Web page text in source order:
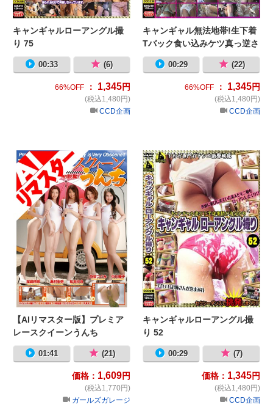
キャンギャルローアングル撮
り 75
00:33 (6)
66%OFF ： 1,345円
(税込1,480円)
CCD企画
キャンギャル無法地帯!生下着
Tバック食い込みケツ真っ逆さ
ま撮り接写なんでもOK01
00:29 (22)
66%OFF： 1,345円
(税込1,480円)
CCD企画
【AIリマスター版】プレミアレース
【AIリマスター版】プレミア
レースクイーンうんち
01:41 (21)
価格： 1,609円
(税込1,770円)
ガールズガレージ
キ
キャンギャルローアングル撮
り 52
00:29 (7)
価格： 1,345円
(税込1,480円)
CCD企画